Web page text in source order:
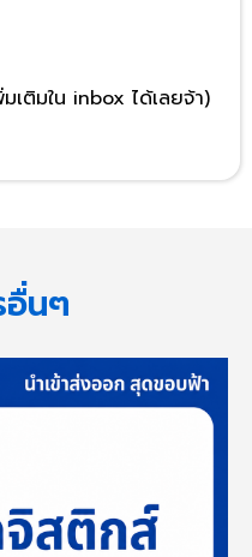
เติมใน inbox ได้เลยจ้า)
อื่นๆ